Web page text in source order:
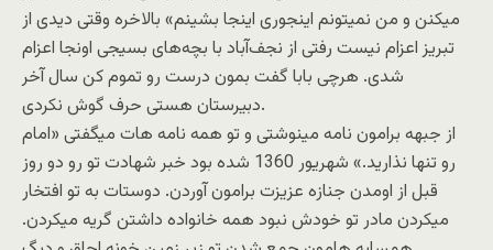
میکنن و من نمیتونم اینجوری اینجا بشینم» بالاخره وقتی دیدی از
تبریز اعزام نیست رفتی از نجف‌آباد با بچه‌های بسیجی اونجا اعزام
شدی. هرچی بابا گفت بمون درست رو تموم کن سال آخر
دبیرستان هستی حرف گوش نکردی.
از جبهه برامون نامه مینوشتی و تو همه نامه هات میگفتی «امام
رو تنها نذارید.» شهریور 1360 شده بود خبر شهادت تو رو دو روز
قبل از اومدن جنازه عزیزت برامون آوردن. دوستات به تو افتخار
میکردن مادر تو خودش نبود همه خانواده داشتن گریه میکردن.